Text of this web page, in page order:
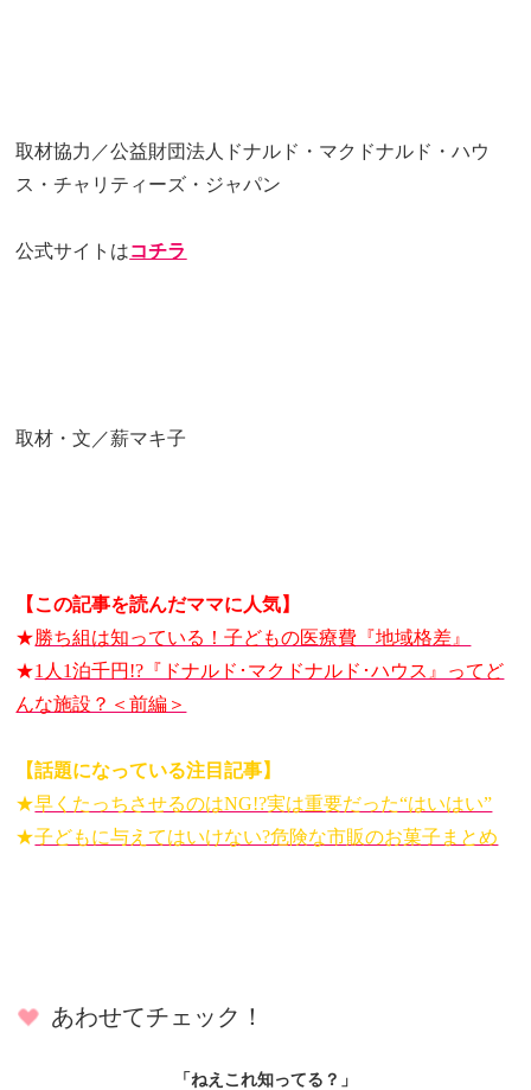
取材協力／公益財団法人ドナルド・マクドナルド・ハウ
ス・チャリティーズ・ジャパン
公式サイトはコチラ
取材・文／薪マキ子
【この記事を読んだママに人気】
★勝ち組は知っている！子どもの医療費『地域格差』
★1人1泊千円!?『ドナルド･マクドナルド･ハウス』ってど
んな施設？＜前編＞
【話題になっている注目記事】
★早くたっちさせるのはNG!?実は重要だった“はいはい”
★子どもに与えてはいけない?危険な市販のお菓子まとめ
あわせてチェック！
「ねえこれ知ってる？」